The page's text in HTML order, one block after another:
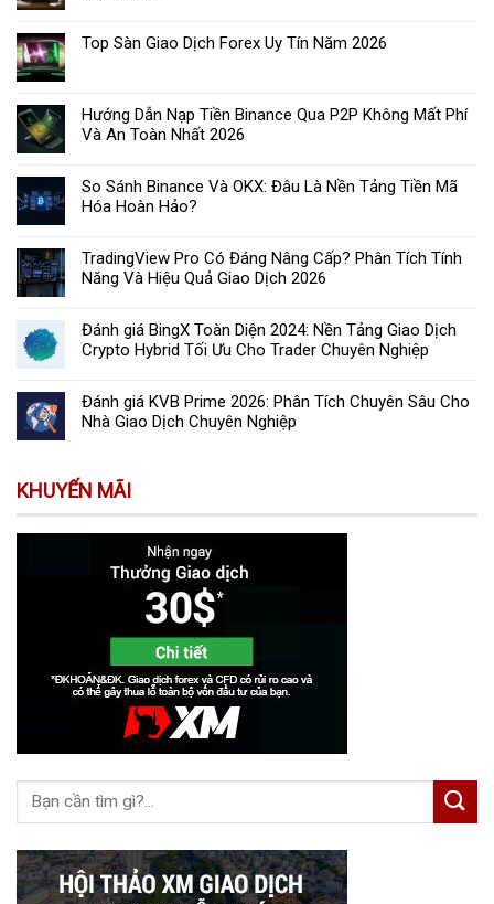
Top Sàn Giao Dịch Forex Uy Tín Năm 2026
Hướng Dẫn Nạp Tiền Binance Qua P2P Không Mất Phí
Và An Toàn Nhất 2026
So Sánh Binance Và OKX: Đâu Là Nền Tảng Tiền Mã
Hóa Hoàn Hảo?
TradingView Pro Có Đáng Nâng Cấp? Phân Tích Tính
Năng Và Hiệu Quả Giao Dịch 2026
Đánh giá BingX Toàn Diện 2024: Nền Tảng Giao Dịch
Crypto Hybrid Tối Ưu Cho Trader Chuyên Nghiệp
Đánh giá KVB Prime 2026: Phân Tích Chuyên Sâu Cho
Nhà Giao Dịch Chuyên Nghiệp
KHUYẾN MÃI